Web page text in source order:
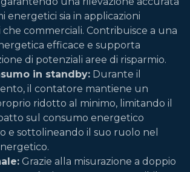
energetici sia in applicazioni
che commerciali. Contribuisce a una
efficace e supporta
di potenziali aree di risparmio.
in standby: Durante il
il contatore mantiene un
ridotto al minimo, limitando il
sul consumo energetico
e sottolineando il suo ruolo nel
Grazie alla misurazione a doppio